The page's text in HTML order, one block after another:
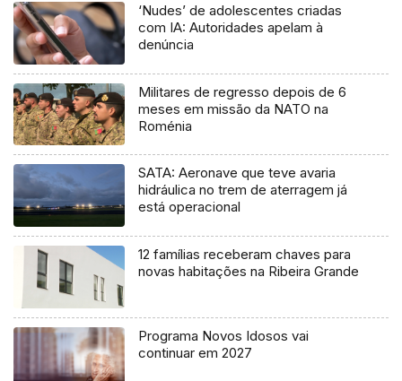
‘Nudes’ de adolescentes criadas
com IA: Autoridades apelam à
denúncia
Militares de regresso depois de 6
meses em missão da NATO na
Roménia
SATA: Aeronave que teve avaria
hidráulica no trem de aterragem já
está operacional
12 famílias receberam chaves para
novas habitações na Ribeira Grande
Programa Novos Idosos vai
continuar em 2027